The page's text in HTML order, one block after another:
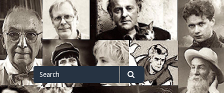
Skip
to
content
Search
for
Search